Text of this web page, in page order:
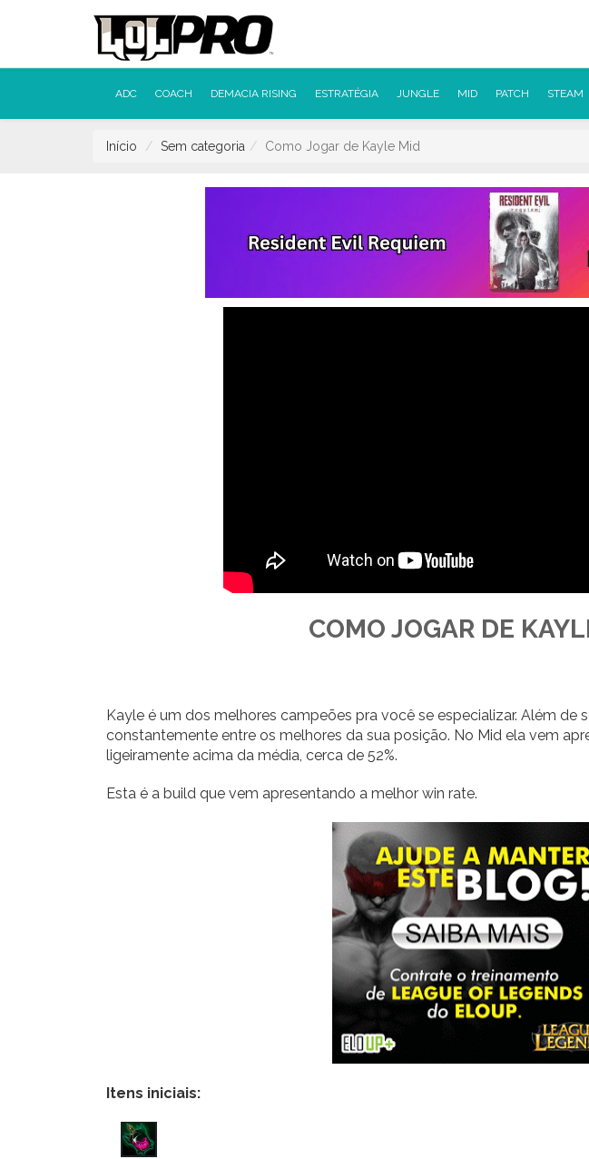
ADC COACH DEMACIA RISING ESTRATÉGIA JUNGLE MID PATCH STEAM
Início Sem categoria Como Jogar de Kayle Mid
COMO JOGAR DE
Kayle é um dos melhores campeões pra você se especializar. Além de
constantemente entre os melhores da sua posição. No Mid ela vem
ligeiramente acima da média, cerca de 52%.
Esta é a build que vem apresentando a melhor win rate.
Itens iniciais: